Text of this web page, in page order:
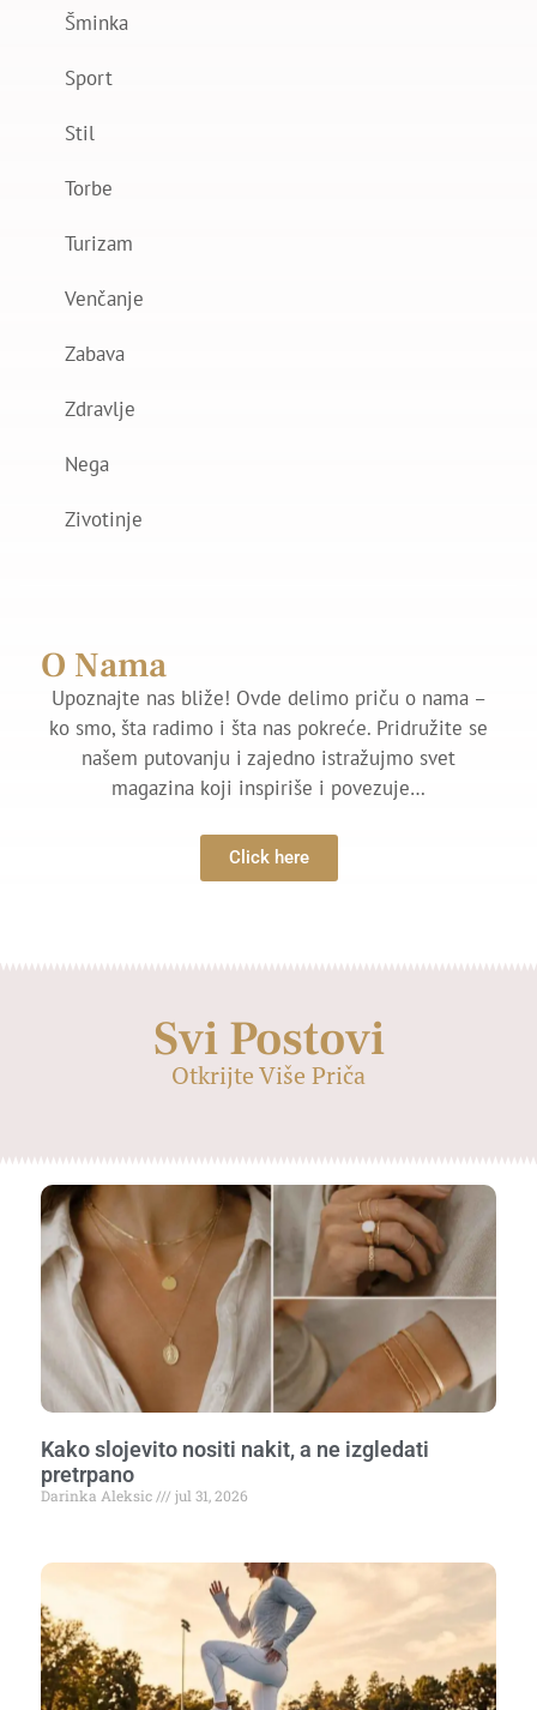
Šminka
Sport
Stil
Torbe
Turizam
Venčanje
Zabava
Zdravlje
Nega
Zivotinje
O Nama
Upoznajte nas bliže! Ovde delimo priču o nama –
ko smo, šta radimo i šta nas pokreće. Pridružite se
našem putovanju i zajedno istražujmo svet
magazina koji inspiriše i povezuje…
Click here
Svi Postovi
Otkrijte Više Priča
Kako slojevito nositi nakit, a ne izgledati
pretrpano
Darinka Aleksic jul 31, 2026